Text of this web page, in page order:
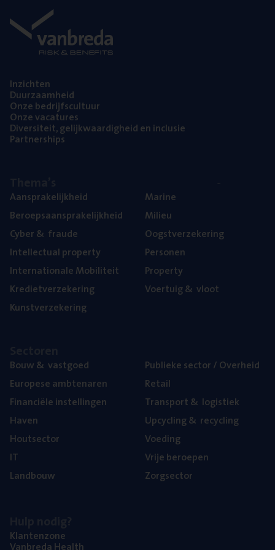
Inzich­ten
Duur­zaam­heid
Onze bedrijfs­cul­tuur
Onze vaca­tu­res
Diver­si­teit, gelijk­waar­dig­heid en inclusie
Part­ner­ships
Aan­spra­ke­lijk­heid
Beroeps­aan­spra­ke­lijk­heid
Cyber& fraude
Intel­lec­tu­al property
Inter­na­ti­o­na­le Mobiliteit
Kre­diet­ver­ze­ke­ring
Kunst­ver­ze­ke­ring
Mari­ne
Mili­eu
Oogst­ver­ze­ke­ring
Per­so­nen
Pro­per­ty
Voer­tuig& vloot
Bouw& vastgoed
Euro­pe­se ambtenaren
Finan­ci­ë­le instellingen
Haven
Hout­sec­tor
IT
Land­bouw
Publie­ke sec­tor / Overheid
Retail
Trans­port& logistiek
Upcy­cling& recycling
Voe­ding
Vrije beroe­pen
Zorg­sec­tor
Klan­ten­zo­ne
Van­b­re­da Health